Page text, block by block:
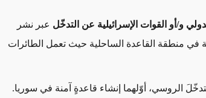
و/أو القوات الإسرائيلية عن التدخّل عبر نشر
منطقة القاعدة الساحلية حيث تعمل الطائرات
الروسي، أوّلهما إنشاء قاعدةٍ آمنة في سوريا.